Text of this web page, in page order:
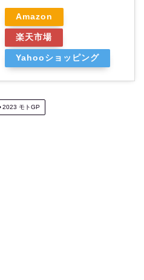
Amazon
楽天市場
Yahooショッピング
2023 モトGP